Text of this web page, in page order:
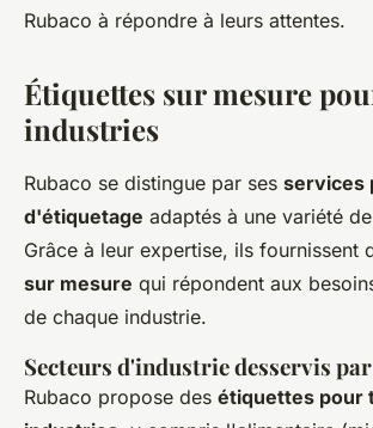
Rubaco à répondre à leurs attentes.
Étiquettes sur mesure
industries
Rubaco se distingue par ses services
d'étiquetage adaptés à une variété
Grâce à leur expertise, ils fournissent
sur mesure qui répondent aux
de chaque industrie.
Secteurs d'industrie desservis
Rubaco propose des étiquettes pour